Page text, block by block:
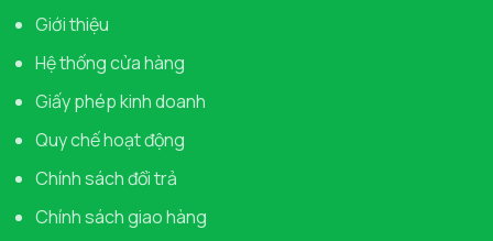
Giới thiệu
Hệ thống cửa hàng
Giấy phép kinh doanh
Quy chế hoạt động
Chính sách đổi trả
Chính sách giao hàng